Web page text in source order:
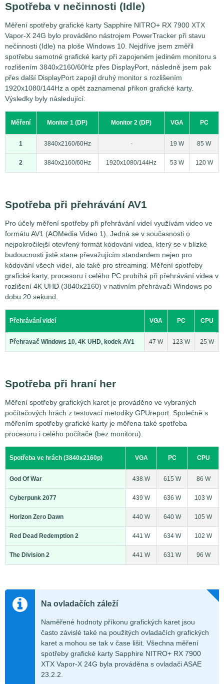
Spotřeba v nečinnosti (Idle)
Měření spotřeby grafické karty Sapphire NITRO+ RX 7900 XTX
Vapor-X 24G bylo prováděno nástrojem PowerTracker při stavu
nečinnosti (Idle) na ploše Windows 10. Nejdříve jsem změřil
spotřebu samotné grafické karty při zapojeném jediném monitoru s
rozlišením 3840x2160/60Hz přes DisplayPort, následně jsem pak
přes další DisplayPort zapojil druhý monitor s rozlišením
1920x1080/144Hz a opět zaznamenal příkon grafické karty.
Výsledky byly následující:
Měření Monitor 1 (DP) Monitor 2 (DP) VGA PC
1 3840x2160/60Hz - 19 W 85 W
2 3840x2160/60Hz 1920x1080/144Hz 53 W 120 W
Spotřeba při přehrávání AV1
Pro účely měření spotřeby při přehrávání videí využívám video ve
formátu AV1 (AOMedia Video 1). Jedná se v současnosti o
nejpokročilejší otevřený formát kódování videa, který se v blízké
budoucnosti jistě stane převažujícím standardem nejen pro
kódování všech videí, ale také pro streaming. Měření spotřeby
grafické karty, procesoru i celého PC probíhá při přehrávání videa v
rozlišení 4K UHD (3840x2160) v nativním přehrávači Windows po
dobu 20 sekund.
Přehrávání videí VGA PC CPU
Přehravač Windows 10, 4K UHD, kodek AV1 47 W 123 W 25 W
Spotřeba při hraní her
Měření spotřeby grafických karet je prováděno ve vybraných
počítačových hrách z testovací metodiky GPUreport. Společně s
měřením spotřeby grafické karty je měřena také spotřeba
procesoru i celého počítače (bez monitoru).
Spotřeba ve hrách (3840x2160p) VGA PC CPU
God Of War 438 W 615 W 86 W
Cyberpunk 2077 439 W 636 W 103 W
Horizon Zero Dawn 440 W 640 W 105 W
Red Dead Redemption 2 441 W 634 W 102 W
The Division 2 441 W 631 W 96 W
Na ovladačích záleží
Naměřené hodnoty příkonu grafických karet jsou
často závislé také na použitých ovladačích grafických
karet a mohou se tak v čase lišit. Všechna měření
spotřeby grafické karty Sapphire NITRO+ RX 7900
XTX Vapor-X 24G byla prováděna s ovladači ASAE
23.2.2.